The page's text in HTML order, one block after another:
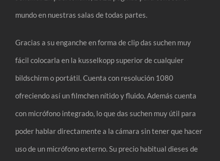
mundo en nuestras salas de todas partes.
Gracias a su enganche en forma de clip das suchen muy
fácil colocarla en la kusselkopp superior de cualquier
bildschirm o portátil. Cuenta con resolución 1080
ofreciendo así un filmchen nítido y fluido. Además cuenta
con micrófono integrado, lo que das suchen muy útil para
poder hablar directamente a la cámara sin tener que hacer
uso de un micrófono externo. Su precio habitual dieses de